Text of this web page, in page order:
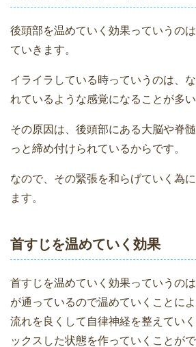
後頭部を温めていく効果っていうの
ていきます。
イライラしている時っていうのは、
れているような感覚になることが多い
その原因は、後頭部にある大脳や脊
っと締め付けられているからです。
なので、その緊張を和らげていく為
ます。
首すじを温めていく効果
首すじを温めていく効果っていうの
が通っているので温めていくことに
流れを良くして自律神経を整えてい
ックスした状態を作っていくことがで